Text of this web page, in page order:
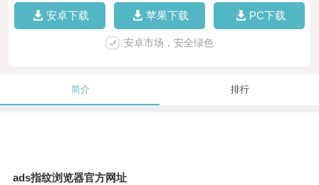
安卓下载 苹果下载 PC下载
安卓市场，安全绿色
简介 排行
ads指纹浏览器官方网址